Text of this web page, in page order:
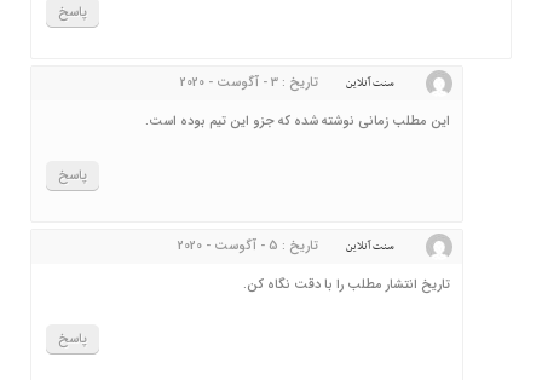
پاسخ
سنت آنلاین
تاریخ : 3 - آگوست - 2020
این مطلب زمانی نوشته شده که جزو این تیم بوده است.
پاسخ
سنت آنلاین
تاریخ : 5 - آگوست - 2020
تاریخ انتشار مطلب را با دقت نگاه کن.
پاسخ